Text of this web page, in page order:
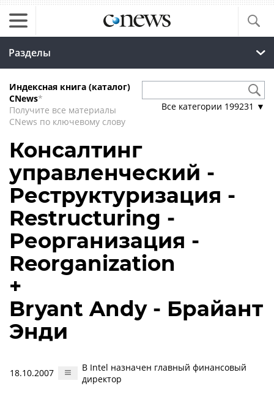
Разделы
Индексная книга (каталог)
CNews*
Получите все материалы
CNews по ключевому слову
Все категории 199231 ▼
Консалтинг
управленческий -
Реструктуризация -
Restructuring -
Реорганизация -
Reorganization
+
Bryant Andy - Брайант
Энди
18.10.2007
В Intel назначен главный финансовый
директор